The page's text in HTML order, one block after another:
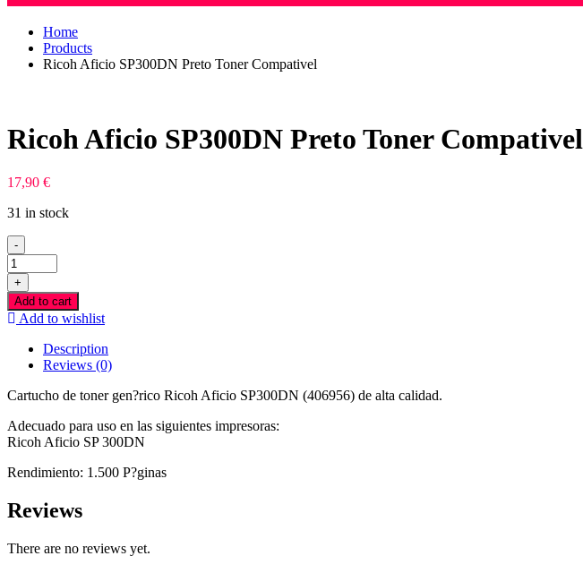
Home
Products
Ricoh Aficio SP300DN Preto Toner Compativel
Ricoh Aficio SP300DN Preto Toner Compativel
17,90 €
31 in stock
-
Ricoh
Aficio
SP300DN
Preto
Toner
Compativel
quantity
+
Add to cart
Add to wishlist
Description
Reviews (0)
Cartucho de toner gen?rico Ricoh Aficio SP300DN (406956) de alta calidad.
Adecuado para uso en las siguientes impresoras:
Ricoh Aficio SP 300DN
Rendimiento: 1.500 P?ginas
Reviews
There are no reviews yet.